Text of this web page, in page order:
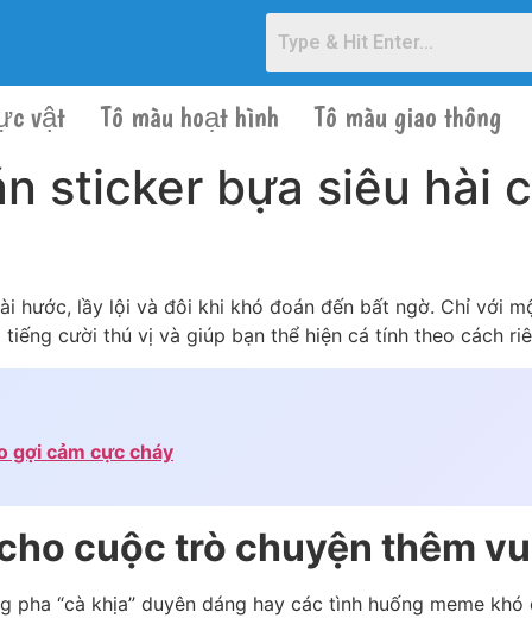
vật Tô màu hoạt hình Tô màu giao thông
sticker bựa siêu hài
hước, lầy lội và đôi khi khó đoán đến bất ngờ. Chỉ với
cười thú vị và giúp bạn thể hiện cá tính theo cách
gợi cảm cực cháy
cuộc trò chuyện thêm
pha “cà khịa” duyên dáng hay các tình huống meme